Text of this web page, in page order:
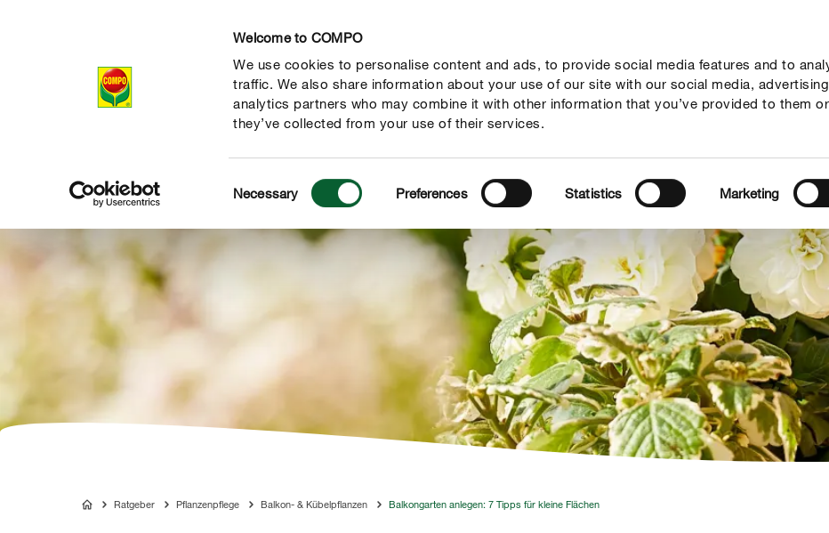
Welcome to COMPO
We use cookies to personalise content and ads, to provide social media features and to
traffic. We also share information about your use of our site with our social media,
analytics partners who may combine it with other information that you’ve provided to them
they’ve collected from your use of their services.
Selection
Necessary Preferences Statistics Marketing
Produkte Ratgeber Themenwelten Service Unternehmen
COMPORatgeber Pflanzenpflege Balkon- & Kübelpflanzen Balkongarten anlegen: 7 Tipps für kleine Flächen